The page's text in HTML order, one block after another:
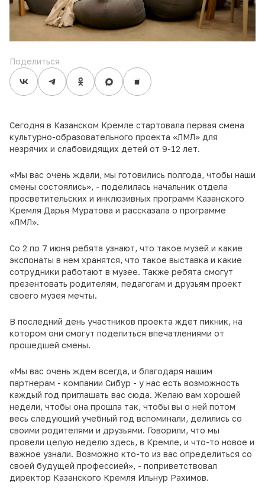
Поделиться
Сегодня в Казанском Кремле стартовала первая смена
культурно-образовательного проекта «ЛМЛ» для
незрячих и слабовидящих детей от 9-12 лет.
«Мы вас очень ждали, мы готовились полгода, чтобы наши
смены состоялись», - поделилась начальник отдела
просветительских и инклюзивных программ Казанского
Кремля Дарья Муратова и рассказала о программе
«ЛМЛ».
Со 2 по 7 июня ребята узнают, что такое музей и какие
экспонаты в нем хранятся, что такое выставка и какие
сотрудники работают в музее. Также ребята смогут
презентовать родителям, педагогам и друзьям проект
своего музея мечты.
В последний день участников проекта ждет пикник, на
котором они смогут поделиться впечатлениями от
прошедшей смены.
«Мы вас очень ждем всегда, и благодаря нашим
партнерам - компании Сибур - у нас есть возможность
каждый год приглашать вас сюда. Желаю вам хорошей
недели, чтобы она прошла так, чтобы вы о ней потом
весь следующий учебный год вспоминали, делились со
своими родителями и друзьями. Говорили, что мы
провели целую неделю здесь, в Кремле, и что-то новое и
важное узнали. Возможно кто-то из вас определиться со
своей будущей профессией», - поприветствовал
директор Казанского Кремля Ильнур Рахимов.